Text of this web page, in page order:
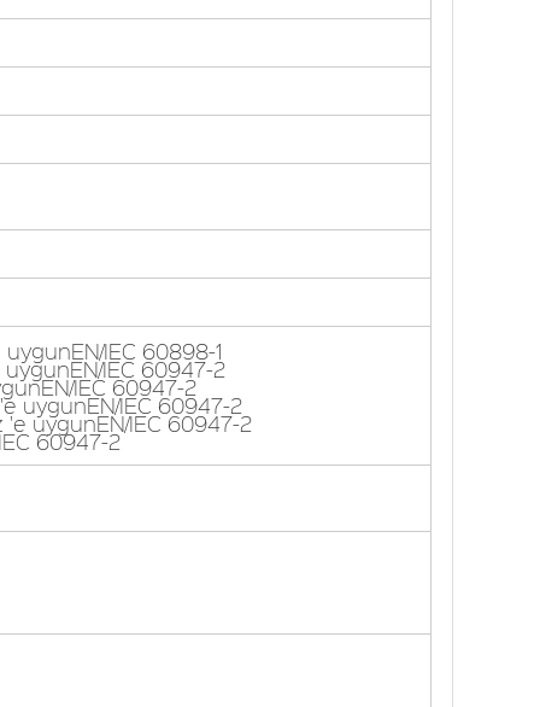
IEC 60898-1
uygunEN/IEC 60947-2
IEC 60947-2
uygunEN/IEC 60947-2
uygunEN/IEC 60947-2
60947-2